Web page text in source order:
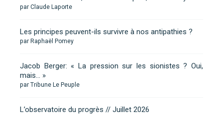
par Claude Laporte
Les principes peuvent-ils survivre à nos antipathies ?
par Raphaël Pomey
Jacob Berger: « La pression sur les sionistes ? Oui,
mais… »
par Tribune Le Peuple
L’observatoire du progrès // Juillet 2026